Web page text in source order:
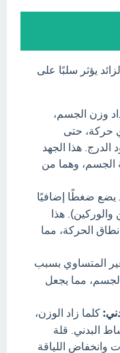
يؤثر سلبًا على
وزن الجسم،
حركة، حتى
هذا الجهد
الجسم، وهما من
يضع ضغطًا إضافيًا
والوركين). هذا
الحركة، مما
المتساوي بسبب
مما يجعل
كلما زاد الوزن،
البدني. قلة
وانخفاض اللياقة